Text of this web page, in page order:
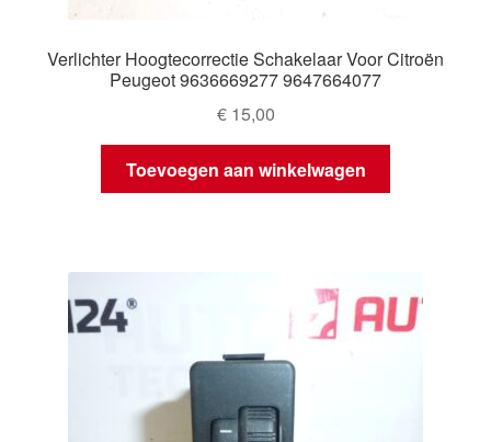
Verlichter Hoogtecorrectie Schakelaar Voor Citroën
Peugeot 9636669277 9647664077
€15,00
Toevoegen aan winkelwagen